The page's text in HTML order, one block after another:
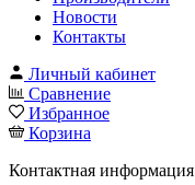
Новости
Контакты
Личный кабинет
Сравнение
Избранное
Корзина
Контактная информация